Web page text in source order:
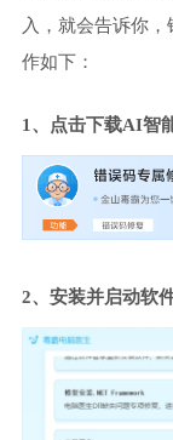
入，就会告诉你
作如下：
1、点击下载AI智
2、安装并启动软